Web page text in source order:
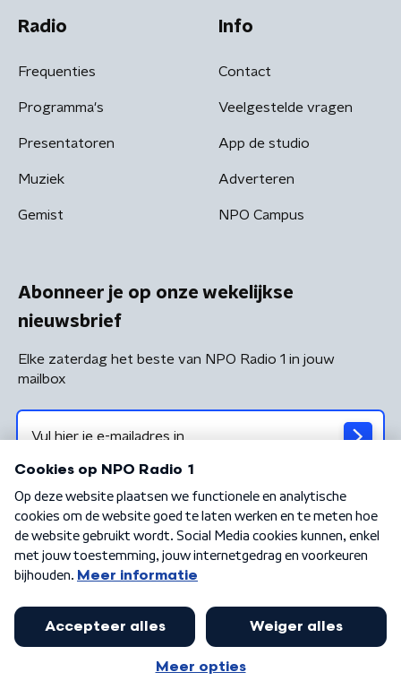
Radio
Frequenties
Programma's
Presentatoren
Muziek
Gemist
Info
Contact
Veelgestelde vragen
App de studio
Adverteren
NPO Campus
Abonneer je op onze wekelijkse
nieuwsbrief
Elke zaterdag het beste van NPO Radio 1 in jouw
mailbox
Algemene voorwaarden